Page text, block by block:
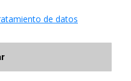
de datos